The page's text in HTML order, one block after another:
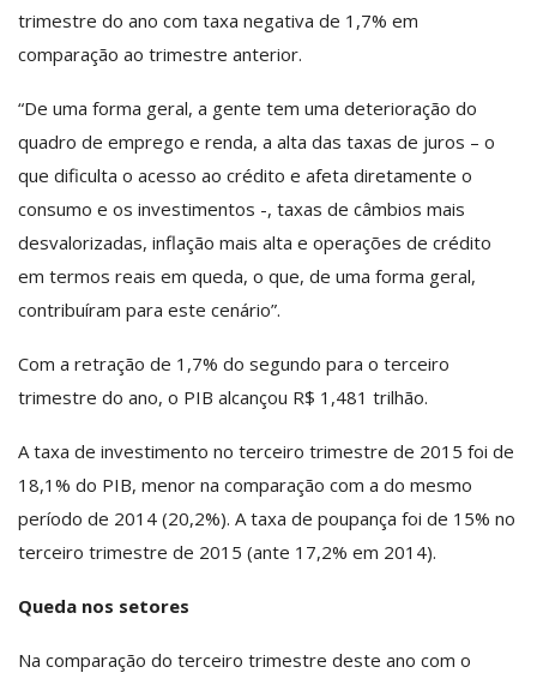
trimestre do ano com taxa negativa de 1,7% em
comparação ao trimestre anterior.
“De uma forma geral, a gente tem uma deterioração do
quadro de emprego e renda, a alta das taxas de juros – o
que dificulta o acesso ao crédito e afeta diretamente o
consumo e os investimentos -, taxas de câmbios mais
desvalorizadas, inflação mais alta e operações de crédito
em termos reais em queda, o que, de uma forma geral,
contribuíram para este cenário”.
Com a retração de 1,7% do segundo para o terceiro
trimestre do ano, o PIB alcançou R$ 1,481 trilhão.
A taxa de investimento no terceiro trimestre de 2015 foi de
18,1% do PIB, menor na comparação com a do mesmo
período de 2014 (20,2%). A taxa de poupança foi de 15% no
terceiro trimestre de 2015 (ante 17,2% em 2014).
Queda nos setores
Na comparação do terceiro trimestre deste ano com o